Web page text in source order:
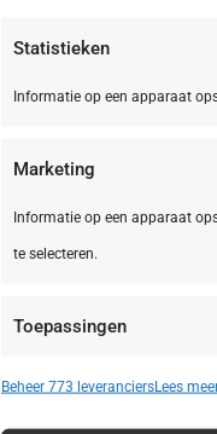
Statistieken
Informatie op een apparaat
Marketing
Informatie op een apparaat
te selecteren.
Toepassingen
Beheer 773 leveranciersLees